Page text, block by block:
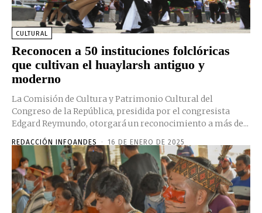
CULTURAL
Reconocen a 50 instituciones folclóricas
que cultivan el huaylarsh antiguo y
moderno
La Comisión de Cultura y Patrimonio Cultural del
Congreso de la República, presidida por el congresista
Edgard Reymundo, otorgará un reconocimiento a más de...
REDACCIÓN INFOANDES - 16 DE ENERO DE 2025